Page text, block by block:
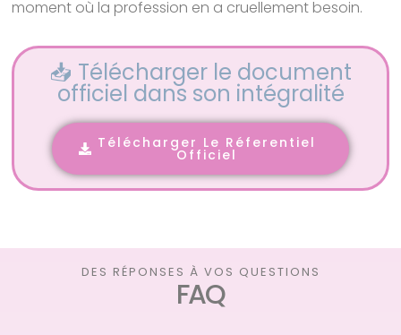
moment où la profession en a cruellement besoin.
📥 Télécharger le document
officiel dans son intégralité
Télécharger Le Réferentiel
Officiel
DES RÉPONSES À VOS QUESTIONS
FAQ